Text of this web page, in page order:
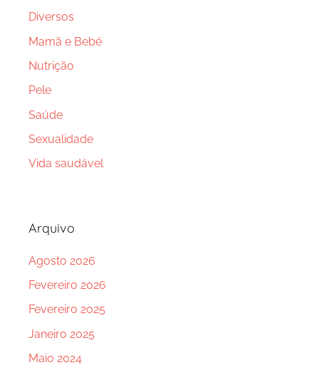
Diversos
Mamã e Bebé
Nutrição
Pele
Saúde
Sexualidade
Vida saudável
Arquivo
Agosto 2026
Fevereiro 2026
Fevereiro 2025
Janeiro 2025
Maio 2024